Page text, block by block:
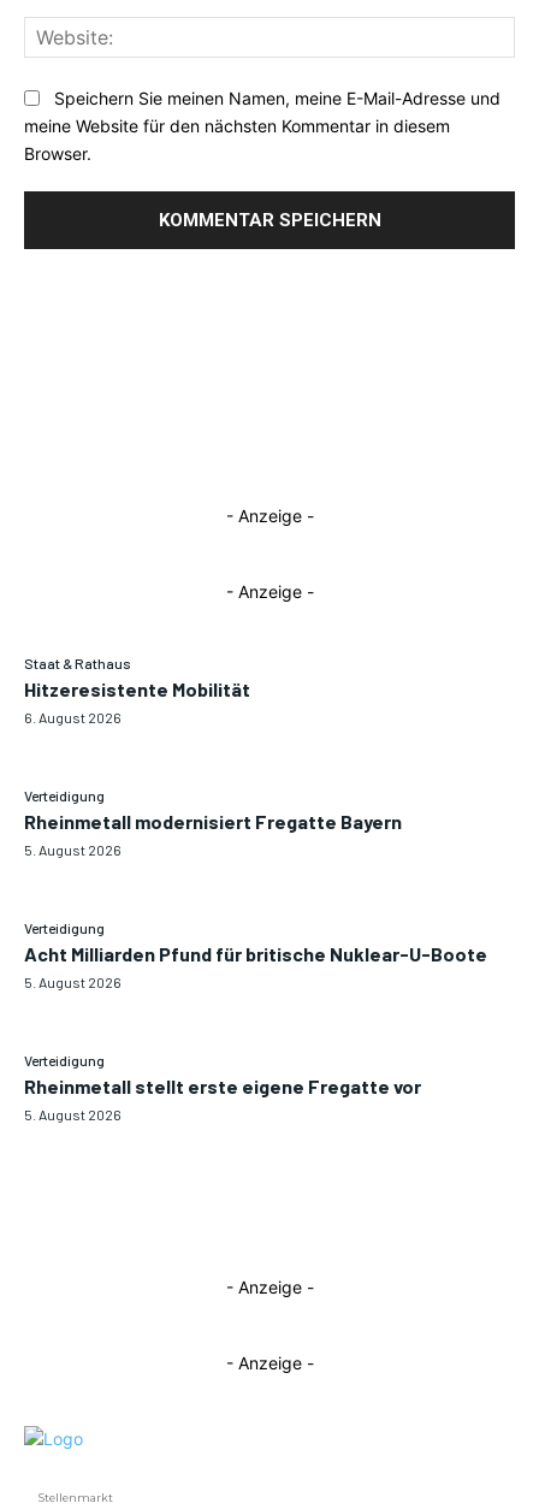
- Anzeige -
- Anzeige -
Staat & Rathaus
Hitzeresistente Mobilität
6. August 2026
Verteidigung
Rheinmetall modernisiert Fregatte Bayern
5. August 2026
Verteidigung
Acht Milliarden Pfund für britische Nuklear-U-Boote
5. August 2026
Verteidigung
Rheinmetall stellt erste eigene Fregatte vor
5. August 2026
Speichern Sie meinen Namen, meine E-Mail-Adresse und
meine Website für den nächsten Kommentar in diesem
Browser.
- Anzeige -
- Anzeige -
Stellenmarkt